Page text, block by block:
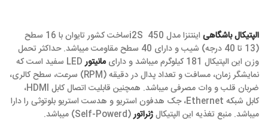
الپتیکال باشگاهی
اینتنزا مدل 450 i2Sساخت کشور تایوان با 16 سطح
(13 تا 40 درجه) شیب و دارای 40 سطح مقاومت میباشد. حداکثر تحمل
وزن این الپتیکال 181 کیلوگرم میباشد و دارای
مانیتور
LED سفید است که
نمایشگر زمان، مسافت و تعداد پدال در دقیقه (RPM) سرعت، سطح کالری،
ضربان قلب و وات مصرفی میباشد. همچنین قابلیت اتصال کابل HDMI،
کابل شبکه Ethernet، جک هدفون استریو و هدست استریو بلوتوثی را دارا
میباشد. منبع تغذیه این الپتیکالژنراتور(Self-Powerd) میباشد.